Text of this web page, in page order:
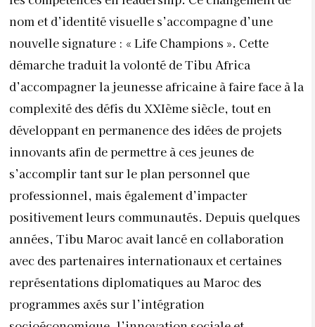
nom et d’identité visuelle s’accompagne d’une
nouvelle signature : « Life Champions ». Cette
démarche traduit la volonté de Tibu Africa
d’accompagner la jeunesse africaine à faire face à la
complexité des défis du XXIème siècle, tout en
développant en permanence des idées de projets
innovants afin de permettre à ces jeunes de
s’accomplir tant sur le plan personnel que
professionnel, mais également d’impacter
positivement leurs communautés. Depuis quelques
années, Tibu Maroc avait lancé en collaboration
avec des partenaires internationaux et certaines
représentations diplomatiques au Maroc des
programmes axés sur l’intégration